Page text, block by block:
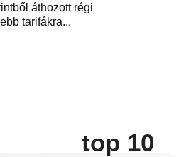
áthozott régi
tarifákra...
top 10